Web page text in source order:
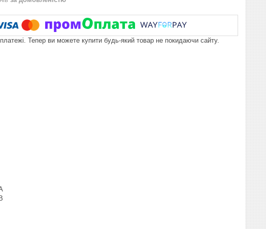
платежі. Тепер ви можете купити будь-який товар не покидаючи сайту.